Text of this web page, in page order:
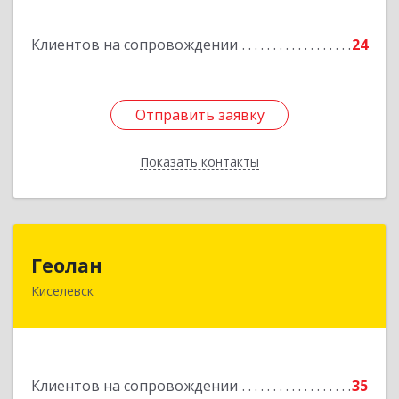
Клиентов на сопровождении 24
Отправить заявку
Показать контакты
Отправить заявку
Назад
Геолан
Киселевск
Клиентов на сопровождении 35